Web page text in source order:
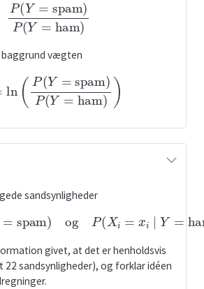
baggrund vægten
Y= spam)P(Y=ham
sandsynligheder
=spam)og P(X i∣Y=ham)
givet, at det er henholdsvis
22 sandsynligheder), og forklar idéen